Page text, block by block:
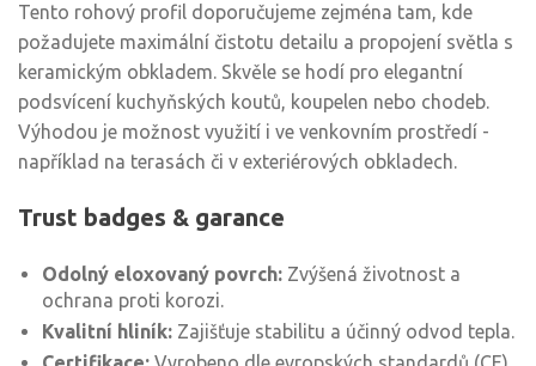
Tento rohový profil doporučujeme zejména tam, kde
požadujete maximální čistotu detailu a propojení světla s
keramickým obkladem. Skvěle se hodí pro elegantní
podsvícení kuchyňských koutů, koupelen nebo chodeb.
Výhodou je možnost využití i ve venkovním prostředí -
například na terasách či v exteriérových obkladech.
Trust badges & garance
Odolný eloxovaný povrch: Zvýšená životnost a
ochrana proti korozi.
Kvalitní hliník: Zajišťuje stabilitu a účinný odvod tepla.